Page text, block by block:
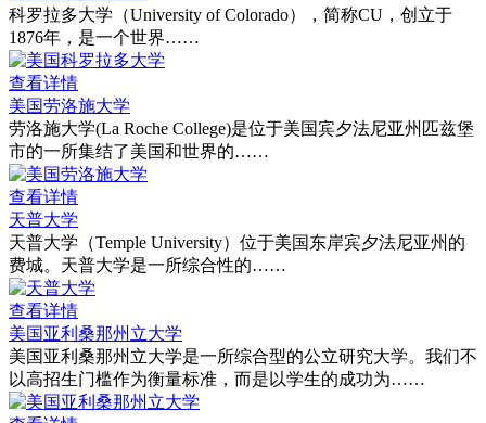
科罗拉多大学（University of Colorado），简称CU，创立于
1876年，是一个世界……
查看详情
美国劳洛施大学
劳洛施大学(La Roche College)是位于美国宾夕法尼亚州匹兹堡
市的一所集结了美国和世界的……
查看详情
天普大学
天普大学（Temple University）位于美国东岸宾夕法尼亚州的
费城。天普大学是一所综合性的……
查看详情
美国亚利桑那州立大学
​美国亚利桑那州立大学是一所综合型的公立研究大学。我们不
以高招生门槛作为衡量标准，而是以学生的成功为……